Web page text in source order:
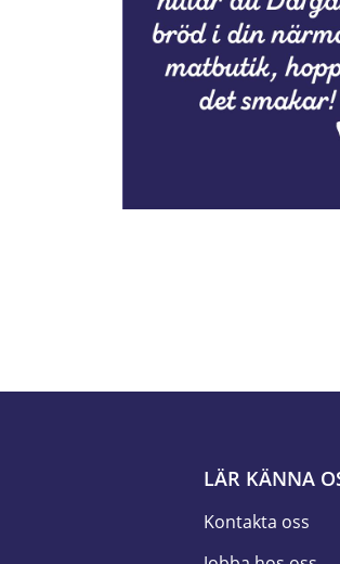
LÄR KÄNNA
Kontakta oss